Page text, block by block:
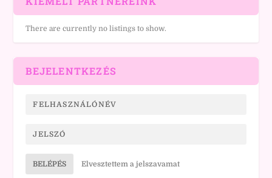
There are currently no listings to show.
BEJELENTKEZÉS
BELÉPÉS Elvesztettem a jelszavamat